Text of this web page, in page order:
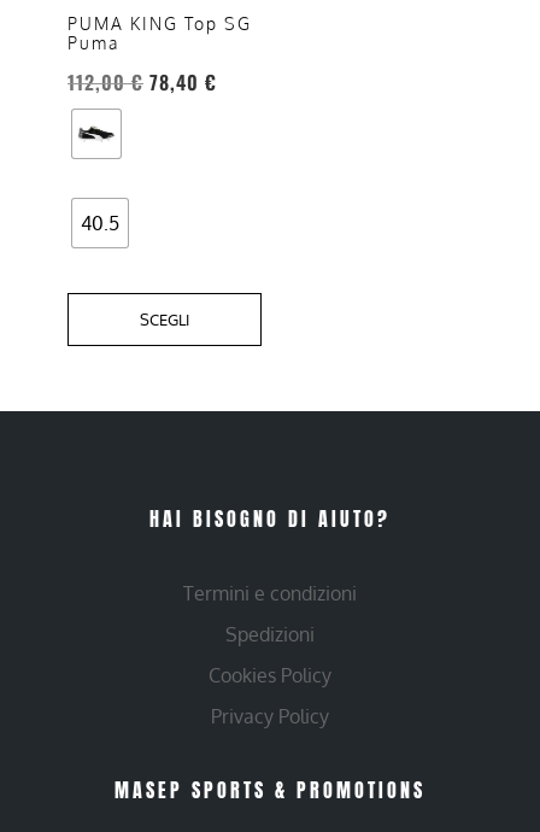
PUMA KING Top SG
Puma
112,00€ 78,40 €
40.5
SCEGLI
opzioni
possono
essere
scelte
nella
del
prodotto
HAI BISOGNO DI AIUTO?
Termini e condizioni
Spedizioni
Cookies Policy
Privacy Policy
MASEP SPORTS & PROMOTIONS